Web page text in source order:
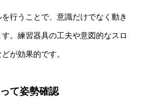
行うことで、意識だけでなく動き
。練習器具の工夫や意図的なスロ
が効果的です。
て姿勢確認